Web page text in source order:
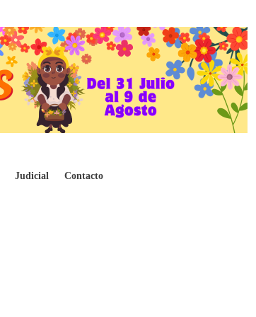
Judicial Contacto